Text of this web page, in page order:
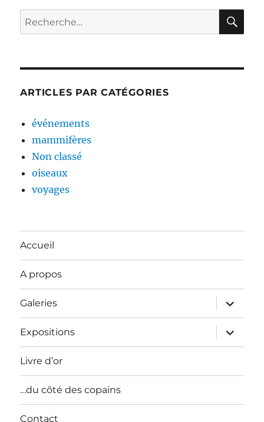
Recherche
pour :
ARTICLES PAR CATÉGORIES
événements
mammifères
Non classé
oiseaux
voyages
Accueil
A propos
Galeries
ouvrir
le
sous-
menu
Expositions
ouvrir
le
sous-
Livre d’or
…du côté des copains
Contact